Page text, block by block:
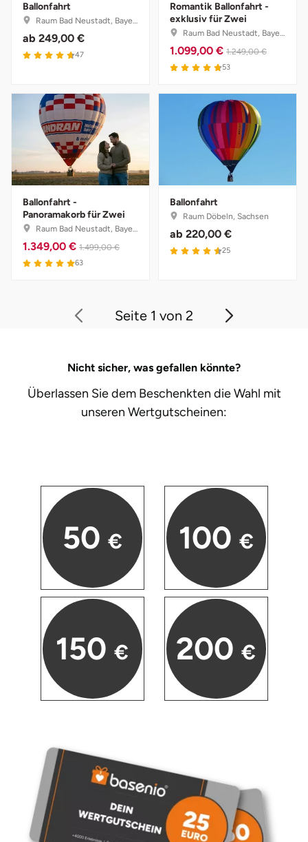
Ballonfahrt
Raum Bad Neustadt, Bayern
ab 249,00 €
4.7 von 5
47
Romantik Ballonfahrt -
exklusiv für Zwei
Raum Bad Neustadt, Bayern
1.099,00 € 1.249,00 €
4.8 von 5
53
Ballonfahrt -
Panoramakorb für Zwei
Raum Bad Neustadt, Bayern
1.349,00 € 1.499,00 €
5 von 5
63
Ballonfahrt
Raum Döbeln, Sachsen
ab 220,00 €
4.6 von 5
25
Seite 1 von 2
Nicht sicher, was gefallen könnte?
Überlassen Sie dem Beschenkten die Wahl mit
unseren Wertgutscheinen:
50 €
150 €
100 €
200 €
Würzburg
Zweibrücken
Öhringen